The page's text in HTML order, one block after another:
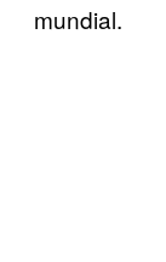
mundial.